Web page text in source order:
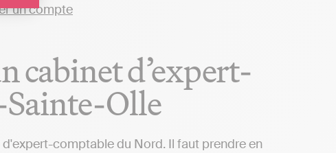
cabinet d’expert-
Olle
comptable du Nord. Il faut prendre en